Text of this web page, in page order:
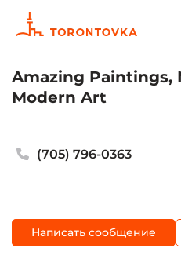
Amazing Paintings,
Modern Art
(705) 796-0363
Написать сообщение